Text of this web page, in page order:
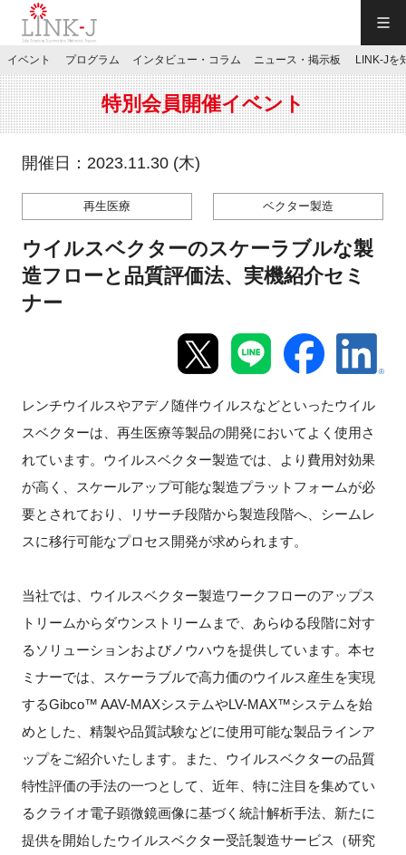
JP／EN
特別会員専用メニュー
施設ご予約
新規登録
イベント
プログラム
ニュース・掲示板
LINK-Jを知る
特別会員
イベント プログラム インタビュー・コラム ニュース・掲示板 LINK-Jを
特別会員開催イベント
開催日：2023.11.30 (木)
再生医療 ベクター製造
ウイルスベクターのスケーラブルな製
造フローと品質評価法、実機紹介セミ
ナー
レンチウイルスやアデノ随伴ウイルスなどといったウイル
スベクターは、再生医療等製品の開発においてよく使用さ
れています。ウイルスベクター製造では、より費用対効果
が高く、スケールアップ可能な製造プラットフォームが必
要とされており、リサーチ段階から製造段階へ、シームレ
スに移行可能なプロセス開発が求められます。
当社では、ウイルスベクター製造ワークフローのアップス
トリームからダウンストリームまで、あらゆる段階に対す
るソリューションおよびノウハウを提供しています。本セ
ミナーでは、スケーラブルで高力価のウイルス産生を実現
するGibco™ AAV-MAXシステムやLV-MAX™システムを始
めとした、精製や品質試験などに使用可能な製品ラインア
ップをご紹介いたします。また、ウイルスベクターの品質
特性評価の手法の一つとして、近年、特に注目を集めてい
るクライオ電子顕微鏡画像に基づく統計解析手法、新たに
提供を開始したウイルスベクター受託製造サービス（研究